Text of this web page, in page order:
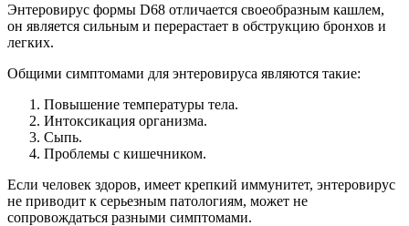
Энтеровирус формы D68 отличается своеобразным кашлем,
он является сильным и перерастает в обструкцию бронхов и
легких.
Общими симптомами для энтеровируса являются такие:
Повышение температуры тела.
Интоксикация организма.
Сыпь.
Проблемы с кишечником.
Если человек здоров, имеет крепкий иммунитет, энтеровирус
не приводит к серьезным патологиям, может не
сопровождаться разными симптомами.